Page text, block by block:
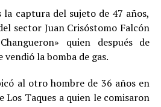
captura del sujeto de 47 años,
sector Juan Crisóstomo Falcón
quien después de
la bomba de gas.
al otro hombre de 36 años en
Los Taques a quien le comisaron